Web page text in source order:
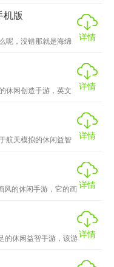
机版
呢，没错那就是海绵
详情
休闲创造手游，英文
详情
航天模拟的休闲益智
详情
风的休闲手游，它的画 详情
的休闲益智手游，该游详情